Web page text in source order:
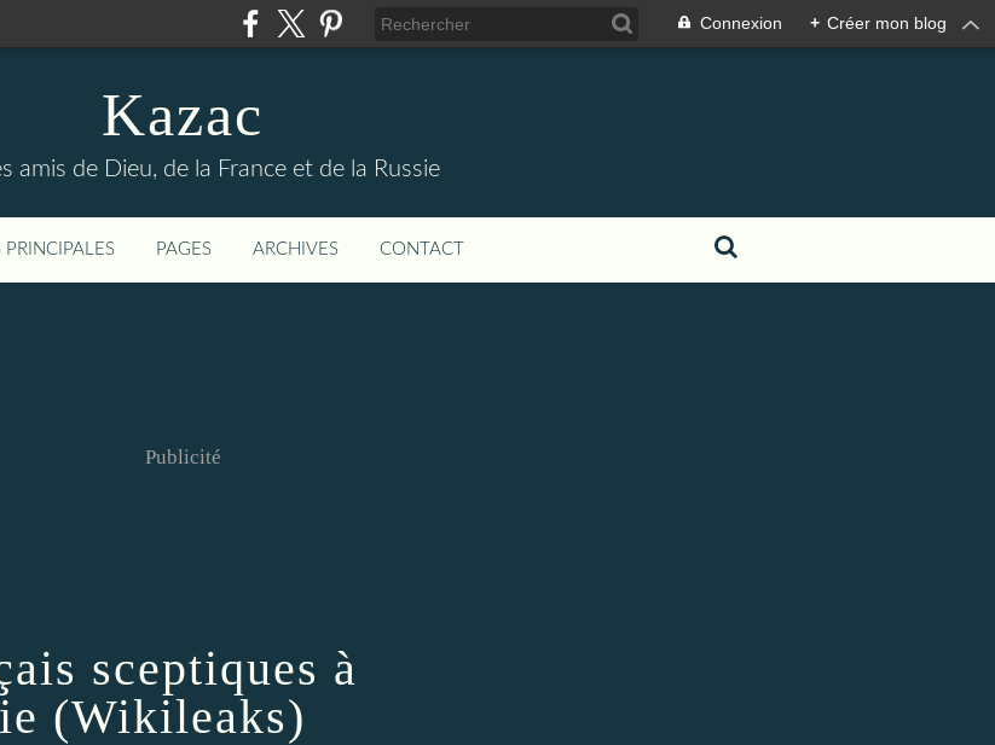
Connexion + Créer mon blog
Kazac
amis de Dieu, de la France et de la Russie
PRINCIPALES PAGES ARCHIVES CONTACT
Publicité
sceptiques à
(Wikileaks)